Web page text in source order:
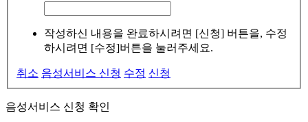
작성하신 내용을 완료하시려면 [신청] 버튼을, 수정
하시려면 [수정]버튼을 눌러주세요.
취소 음성서비스 신청 수정 신청
음성서비스 신청 확인